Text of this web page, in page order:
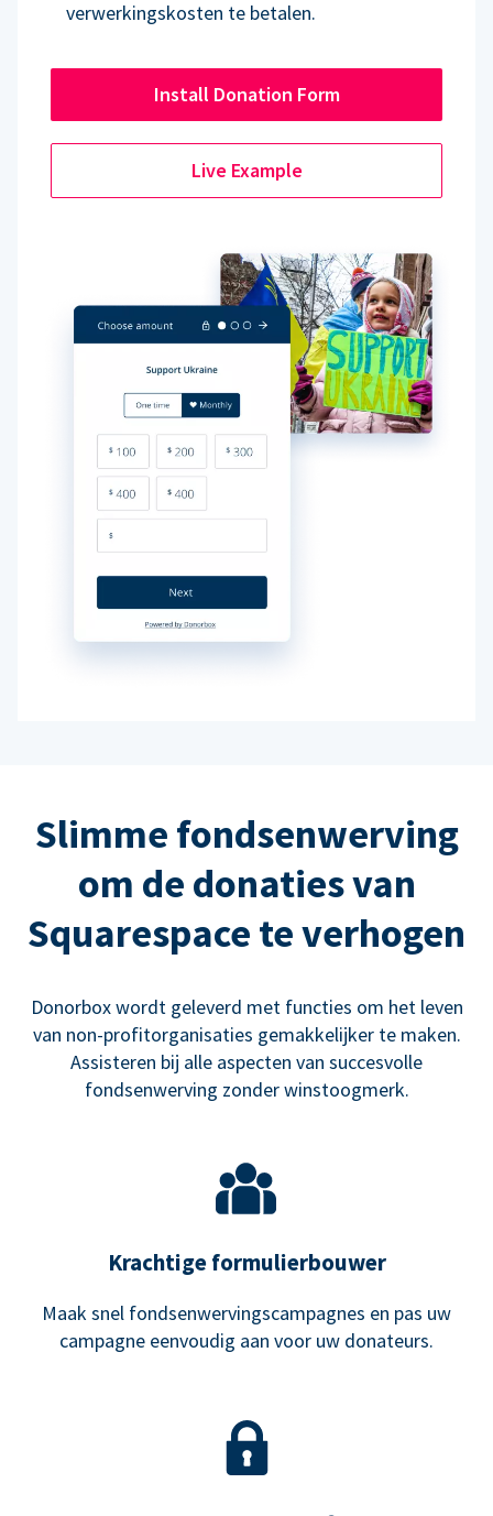
verwerkingskosten te betalen.
Install Donation Form
Live Example
Slimme fondsenwerving
om de donaties van
Squarespace te verhogen
Donorbox wordt geleverd met functies om het leven
van non-profitorganisaties gemakkelijker te maken.
Assisteren bij alle aspecten van succesvolle
fondsenwerving zonder winstoogmerk.
Krachtige formulierbouwer
Maak snel fondsenwervingscampagnes en pas uw
campagne eenvoudig aan voor uw donateurs.